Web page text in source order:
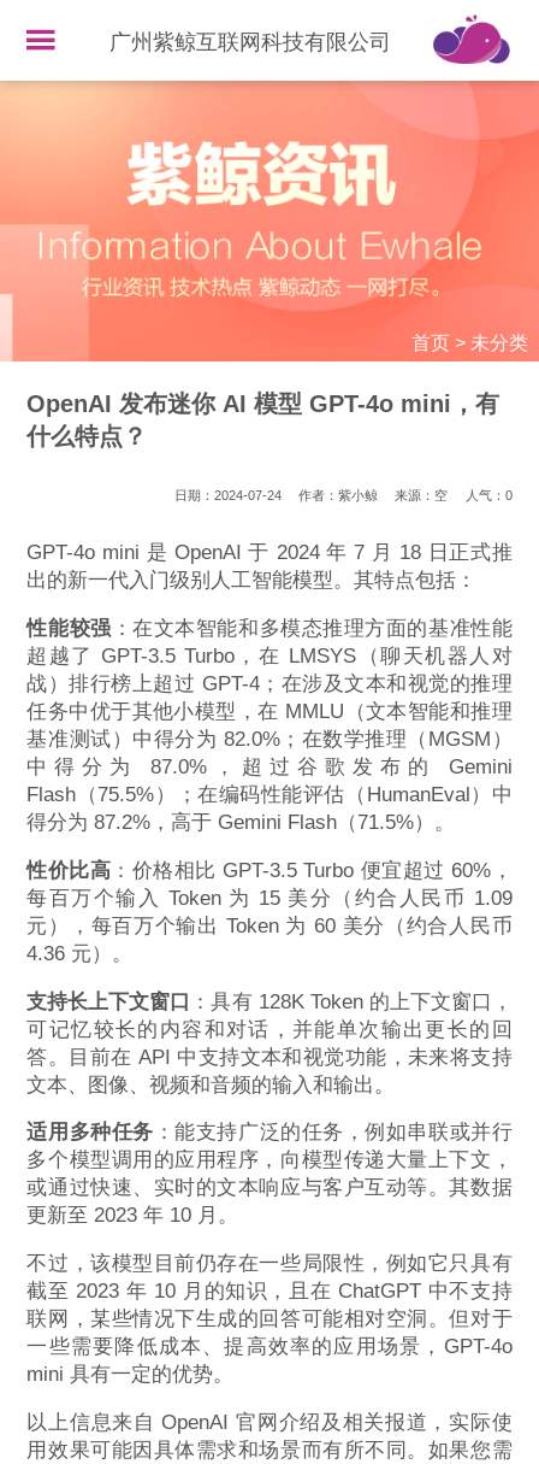
广州紫鲸互联网科技有限公司
首页> 未分类
OpenAI 发布迷你 AI 模型 GPT-4o mini，有
什么特点？
日期：2024-07-24 作者：紫小鲸 来源：空 人气： 0
GPT-4o mini 是 OpenAI 于 2024 年 7 月 18 日正式推
出的新一代入门级别人工智能模型。其特点包括：
性能较强 ：在文本智能和多模态推理方面的基准性能
超越了 GPT-3.5 Turbo，在 LMSYS（聊天机器人对
战）排行榜上超过 GPT-4；在涉及文本和视觉的推理
任务中优于其他小模型，在 MMLU（文本智能和推理
基准测试）中得分为 82.0%；在数学推理（MGSM）
中得分为 87.0%，超过谷歌发布的 Gemini
Flash（75.5%）；在编码性能评估（HumanEval）中
得分为 87.2%，高于 Gemini Flash（71.5%）。
性价比高 ：价格相比 GPT-3.5 Turbo 便宜超过 60%，
每百万个输入 Token 为 15 美分（约合人民币 1.09
元），每百万个输出 Token 为 60 美分（约合人民币
4.36 元）。
支持长上下文窗口 ：具有 128K Token 的上下文窗口，
可记忆较长的内容和对话，并能单次输出更长的回
答。目前在 API 中支持文本和视觉功能，未来将支持
文本、图像、视频和音频的输入和输出。
适用多种任务 ：能支持广泛的任务，例如串联或并行
多个模型调用的应用程序，向模型传递大量上下文，
或通过快速、实时的文本响应与客户互动等。其数据
更新至 2023 年 10 月。
不过，该模型目前仍存在一些局限性，例如它只具有
截至 2023 年 10 月的知识，且在 ChatGPT 中不支持
联网，某些情况下生成的回答可能相对空洞。但对于
一些需要降低成本、提高效率的应用场景，GPT-4o
mini 具有一定的优势。
以上信息来自 OpenAI 官网介绍及相关报道，实际使
用效果可能因具体需求和场景而有所不同。如果您需